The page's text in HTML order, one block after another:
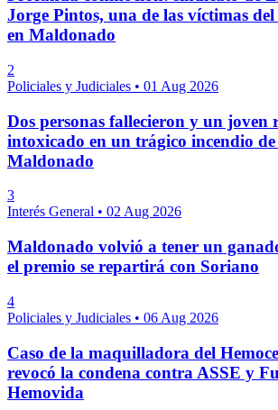
Jorge Pintos, una de las víctimas
en Maldonado
2
Policiales y Judiciales • 01 Aug 2026
Dos personas fallecieron y un joven
intoxicado en un trágico incendio
Maldonado
3
Interés General • 02 Aug 2026
Maldonado volvió a tener un
el premio se repartirá con Soriano
4
Policiales y Judiciales • 06 Aug 2026
Caso de la maquilladora del
revocó la condena contra ASSE y
Hemovida